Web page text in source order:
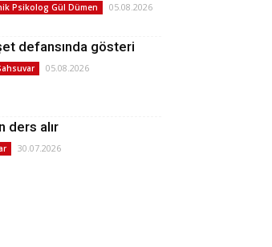
Psikolog Gül Dümen 05.08.2026
defansında gösteri
05.08.2026
ders alır
30.07.2026